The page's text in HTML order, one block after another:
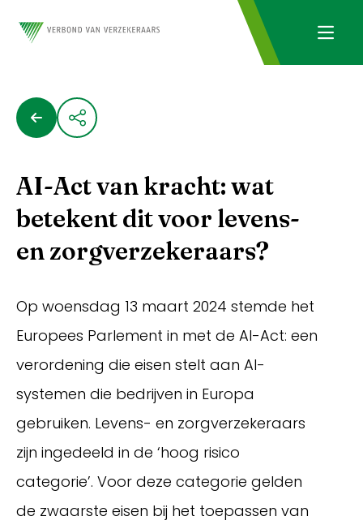
AI-Act van kracht: wat
betekent dit voor levens-
en zorgverzekeraars?
Op woensdag 13 maart 2024 stemde het
Europees Parlement in met de AI-Act: een
verordening die eisen stelt aan AI-
systemen die bedrijven in Europa
gebruiken. Levens- en zorgverzekeraars
zijn ingedeeld in de ‘hoog risico
categorie’. Voor deze categorie gelden
de zwaarste eisen bij het toepassen van